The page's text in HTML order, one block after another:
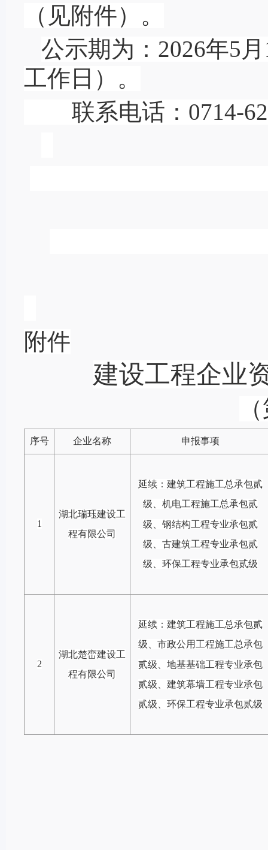
（见附件）。
公示期为： 2026年5 月
工作日）。
联系电话： 0714-
附件
建设工程企业
序号 企业名称 申报事项
1
湖北瑞珏建设工
程有限公司
延续：建筑工程施工总承包贰
级、机电工程施工总承包贰
级、钢结构工程专业承包贰
级、古建筑工程专业承包贰
级、环保工程专业承包贰级
2
湖北楚峦建设工
程有限公司
延续：建筑工程施工总承包贰
级、市政公用工程施工总承包
贰级、地基基础工程专业承包
贰级、建筑幕墙工程专业承包
贰级、环保工程专业承包贰级